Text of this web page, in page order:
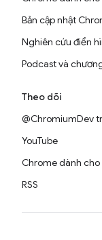
Bản cập nhật
Nghiên cứu điển
Podcast và
Theo dõi
@ChromiumDev
YouTube
Chrome dành
RSS